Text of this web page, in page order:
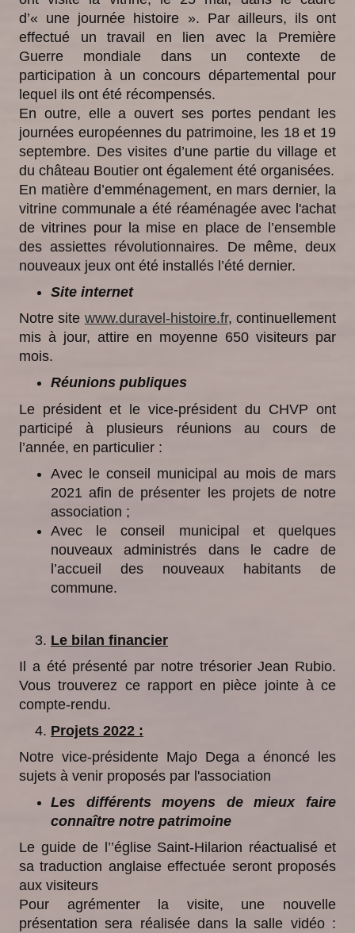
d’« une journée histoire ». Par ailleurs, ils ont
effectué un travail en lien avec la Première
Guerre mondiale dans un contexte de
participation à un concours départemental pour
lequel ils ont été récompensés.
En outre, elle a ouvert ses portes pendant les
journées européennes du patrimoine, les 18 et 19
septembre. Des visites d’une partie du village et
du château Boutier ont également été organisées.
En matière d’emménagement, en mars dernier, la
vitrine communale a été réaménagée avec l'achat
de vitrines pour la mise en place de l’ensemble
des assiettes révolutionnaires. De même, deux
nouveaux jeux ont été installés l’été dernier.
Site internet
Notre site www.duravel-histoire.fr, continuellement
mis à jour, attire en moyenne 650 visiteurs par
mois.
Réunions publiques
Le président et le vice-président du CHVP ont
participé à plusieurs réunions au cours de
l’année, en particulier :
Avec le conseil municipal au mois de mars
2021 afin de présenter les projets de notre
association ;
Avec le conseil municipal et quelques
nouveaux administrés dans le cadre de
l’accueil des nouveaux habitants de
commune.
Le bilan financier
Il a été présenté par notre trésorier Jean Rubio.
Vous trouverez ce rapport en pièce jointe à ce
compte-rendu.
Projets 2022 :
Notre vice-présidente Majo Dega a énoncé les
sujets à venir proposés par l'association
Les différents moyens de mieux faire
connaître notre patrimoine
Le guide de l’’église Saint-Hilarion réactualisé et
sa traduction anglaise effectuée seront proposés
aux visiteurs
Pour agrémenter la visite, une nouvelle
présentation sera réalisée dans la salle vidéo :